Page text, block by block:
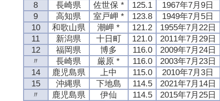
8
長崎県 佐世保 * 125.1
1967年7月9日
9
高知県 室戸岬 * 123.8
1949年7月5日
10
和歌山県 潮岬 * 121.2
1955年7月22日
11
新潟県 十日町 121.0
2011年7月29日
12
福岡県 博多 116.0
2009年7月24日
〃
長崎県 厳原 * 116.0
2003年7月23日
14
鹿児島県 上中 115.0
2010年7月3日
15
沖縄県 下地島 114.5
2021年7月14日
〃
鹿児島県 伊仙 114.5
2015年7月25日